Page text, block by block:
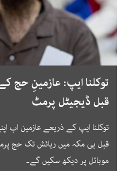
توکلنا ایپ: عازمینِ حج
قبل ڈیجیٹل پرمٹ
توکلنا ایپ کے ذریعے عازمین اب
قبل ہی مکہ میں رہائش تک حج
موبائل پر دیکھ سکیں گے۔